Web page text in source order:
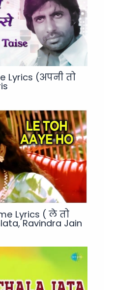
Lyrics (अपनी तो
Lyrics ( ले तो
Ravindra Jain